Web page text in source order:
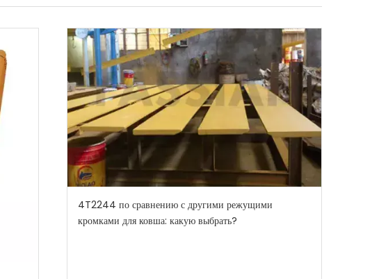
4T2244 по сравнению с другими режущими
кромками для ковша: какую выбрать?